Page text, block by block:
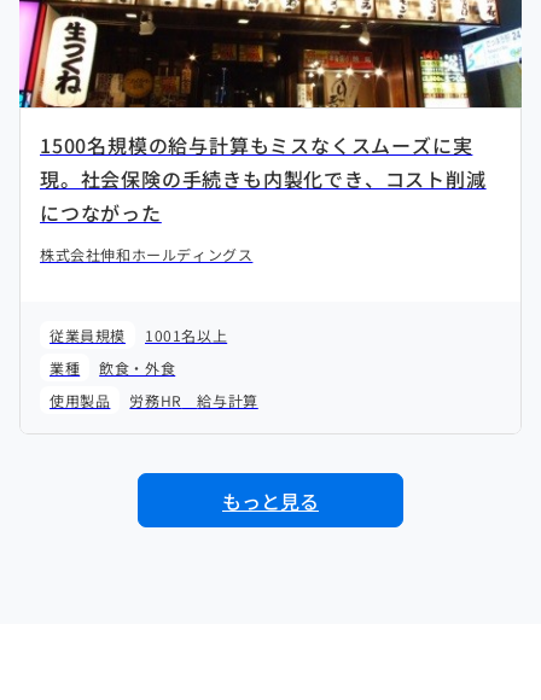
1500名規模の給与計算もミスなくスムーズに実
現。社会保険の手続きも内製化でき、コスト削減
につながった
株式会社伸和ホールディングス
従業員規模
1001名以上
業種
飲食・外食
使用製品
労務HR 給与計算
もっと見る